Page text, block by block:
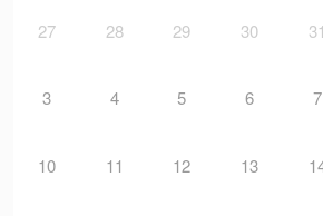
27 28 29 30 31
3 4 5 6 7
10 11 12 13